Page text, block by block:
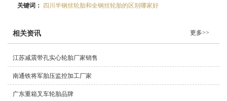
关键词： 四川半钢丝轮胎和全钢丝轮胎的区别哪家好
相关资讯 更多>>
江苏减震带孔实心轮胎厂家销售
南通铁将军胎压监控加工厂家
广东重箱叉车轮胎品牌